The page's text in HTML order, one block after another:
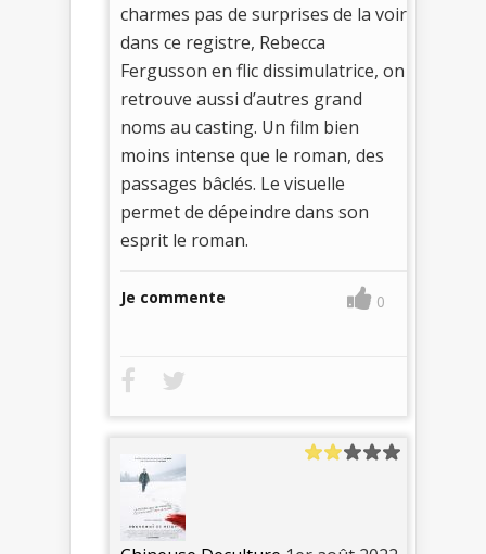
charmes pas de surprises de la voir
dans ce registre, Rebecca
Fergusson en flic dissimulatrice, on
retrouve aussi d’autres grand
noms au casting. Un film bien
moins intense que le roman, des
passages bâclés. Le visuelle
permet de dépeindre dans son
esprit le roman.
Je commente 0